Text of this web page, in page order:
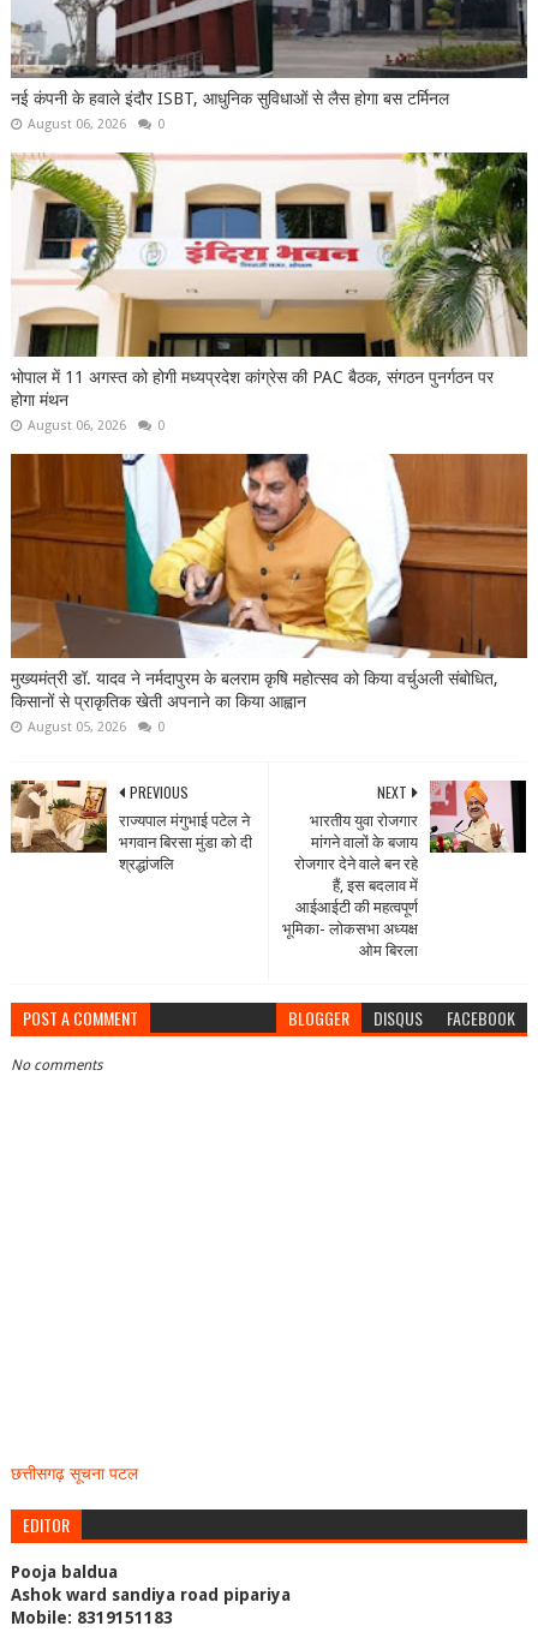
नई कंपनी के हवाले इंदौर ISBT, आधुनिक सुविधाओं से लैस होगा बस टर्मिनल
August 06, 2026 0
भोपाल में 11 अगस्त को होगी मध्यप्रदेश कांग्रेस की PAC बैठक, संगठन पुनर्गठन पर
होगा मंथन
August 06, 2026 0
मुख्यमंत्री डॉ. यादव ने नर्मदापुरम के बलराम कृषि महोत्सव को किया वर्चुअली संबोधित,
किसानों से प्राकृतिक खेती अपनाने का किया आह्वान
August 05, 2026 0
NEXT
भारतीय युवा रोजगार
मांगने वालों के बजाय
रोजगार देने वाले बन रहे
हैं, इस बदलाव में
आईआईटी की महत्वपूर्ण
भूमिका- लोकसभा अध्यक्ष
ओम बिरला
PREVIOUS
राज्यपाल मंगुभाई पटेल ने
भगवान बिरसा मुंडा को दी
श्रद्धांजलि
POST A COMMENT BLOGGER DISQUS FACEBOOK
No comments
छत्तीसगढ़ सूचना पटल
EDITOR
Pooja baldua
Ashok ward sandiya road pipariya
Mobile: 8319151183